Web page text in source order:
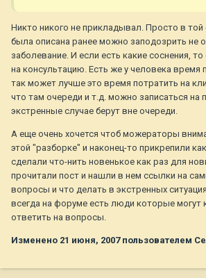
Никто никого не прикладывал. Просто в той
была описана ранее можно заподозрить не
заболевание. И если есть какие соснения,
на консультацию. Есть же у человека время
так может лучше это время потратить на
что там очереди и т.д. можно записаться на
экстренные случае берут вне очереди.
А еще очень хочется чтоб можераторы
этой "разборке" и наконец-то прикрепили
сделали что-нить новенькое как раз для
прочитали пост и нашли в нем ссылки на
вопросы и что делать в экстренных
всегда на форуме есть люди которые могут
ответить на вопросы.
Изменено 21 июня, 2007пользователем